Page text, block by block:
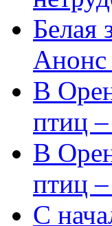
Белая
Анонс
В
птиц
В
птиц
С